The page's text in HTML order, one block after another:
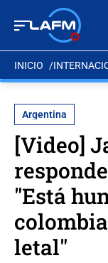
INICIO
Argentina
[Video]
"Está
letal"